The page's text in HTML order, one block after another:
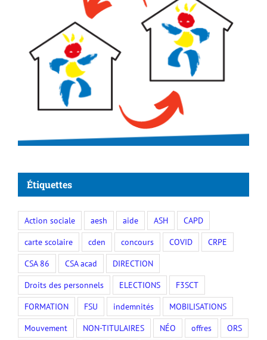
Étiquettes
Action sociale aesh aide ASH
CAPD
carte scolaire
cden concours COVID
CRPE
CSA 86
CSA acad
DIRECTION
Droits des personnels
ELECTIONS
F3SCT
FORMATION
FSU indemnités
MOBILISATIONS
Mouvement
NON-TITULAIRES NÉO offres
ORS